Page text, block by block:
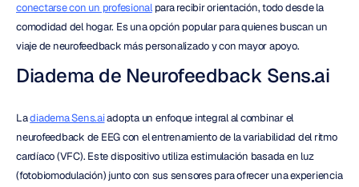
conectarse con un profesional para recibir orientación, todo desde la
comodidad del hogar. Es una opción popular para quienes buscan un
viaje de neurofeedback más personalizado y con mayor apoyo.
Diadema de Neurofeedback Sens.ai
La diadema Sens.ai adopta un enfoque integral al combinar el
neurofeedback de EEG con el entrenamiento de la variabilidad del ritmo
cardíaco (VFC). Este dispositivo utiliza estimulación basada en luz
(fotobiomodulación) junto con sus sensores para ofrecer una experiencia